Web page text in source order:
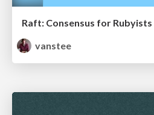
Raft: Consensus for Rubyists
vanstee